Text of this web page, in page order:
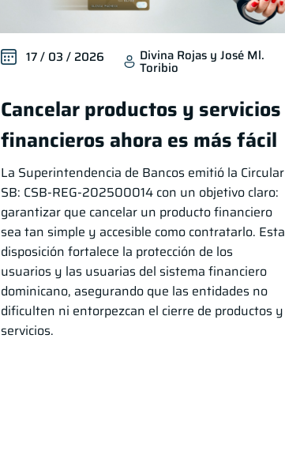
17 / 03 / 2026 Divina Rojas y José Ml.
Toribio
Cancelar productos y servicios
financieros ahora es más fácil
La Superintendencia de Bancos emitió la Circular
SB: CSB‑REG‑202500014 con un objetivo claro:
garantizar que cancelar un producto financiero
sea tan simple y accesible como contratarlo. Esta
disposición fortalece la protección de los
usuarios y las usuarias del sistema financiero
dominicano, asegurando que las entidades no
dificulten ni entorpezcan el cierre de productos y
servicios.